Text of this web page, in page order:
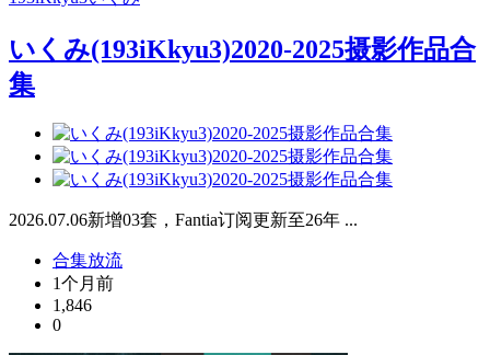
いくみ(193iKkyu3)2020-2025摄影作品合
集
2026.07.06新增03套，Fantia订阅更新至26年 ...
合集放流
1个月前
1,846
0